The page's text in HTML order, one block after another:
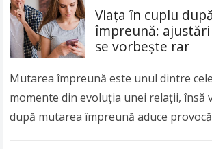
Viața în cuplu
împreună:
se vorbește rar
Mutarea împreună este unul dintre
momente din evoluția unei relații, însă
după mutarea împreună aduce